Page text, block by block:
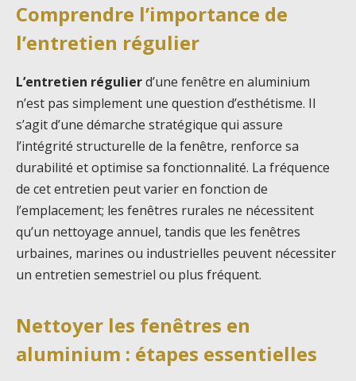
Comprendre l’importance de
l’entretien régulier
L’entretien régulierd’une fenêtre en aluminium
n’est pas simplement une question d’esthétisme. Il
s’agit d’une démarche stratégique qui assure
l’intégrité structurelle de la fenêtre, renforce sa
durabilité et optimise sa fonctionnalité. La fréquence
de cet entretien peut varier en fonction de
l’emplacement; les fenêtres rurales ne nécessitent
qu’un nettoyage annuel, tandis que les fenêtres
urbaines, marines ou industrielles peuvent nécessiter
un entretien semestriel ou plus fréquent.
Nettoyer les fenêtres en
aluminium : étapes essentielles